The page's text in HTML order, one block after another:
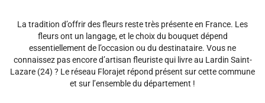
La tradition d’offrir des fleurs reste très présente en France. Les
fleurs ont un langage, et le choix du bouquet dépend
essentiellement de l’occasion ou du destinataire. Vous ne
connaissez pas encore d’artisan fleuriste qui livre au Lardin Saint-
Lazare (24) ? Le réseau Florajet répond présent sur cette commune
et sur l’ensemble du département !